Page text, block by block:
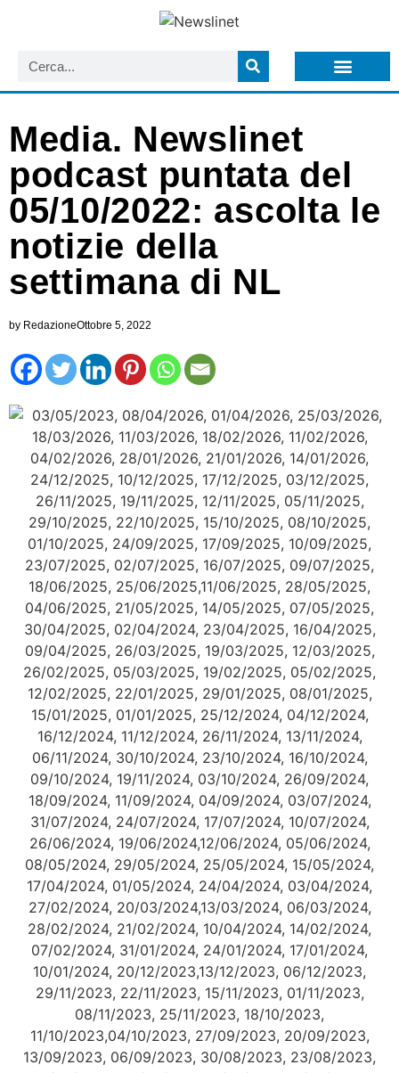
Media. Newslinet
podcast puntata del
05/10/2022: ascolta le
notizie della
settimana di NL
by RedazioneOttobre 5, 2022